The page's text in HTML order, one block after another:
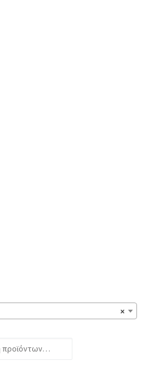
×